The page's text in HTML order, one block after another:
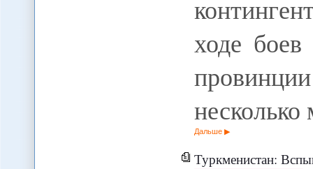
ходе
Дальше
Туркменистан: